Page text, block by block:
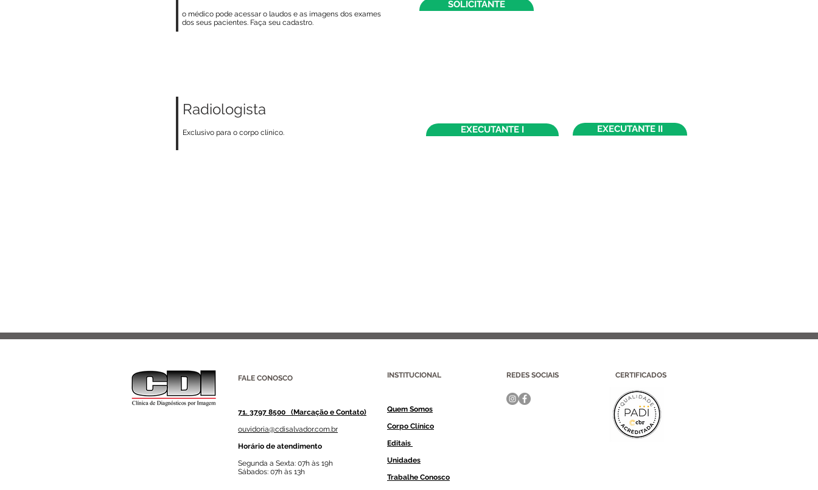
o médico pode acessar o laudos e as imagens dos exames
dos seus pacientes. Faça seu cadastro.
SOLICITANTE
EXECUTANTE II
Radiologista
Exclusivo para o corpo clínico. EXECUTANTE I
FALE CONOSCO INSTITUCIONAL REDES SOCIAIS
71. 3797 8500 (Marcação e Contato)
ouvidoria@cdisalvador.com.br
Horário de atendimento
Segunda a Sexta: 07h às 19h
Sábados: 07h às 13h
Quem Somos
Corpo Clínico
Editais
Unidades
Trabalhe Conosco
CERTIFICADOS